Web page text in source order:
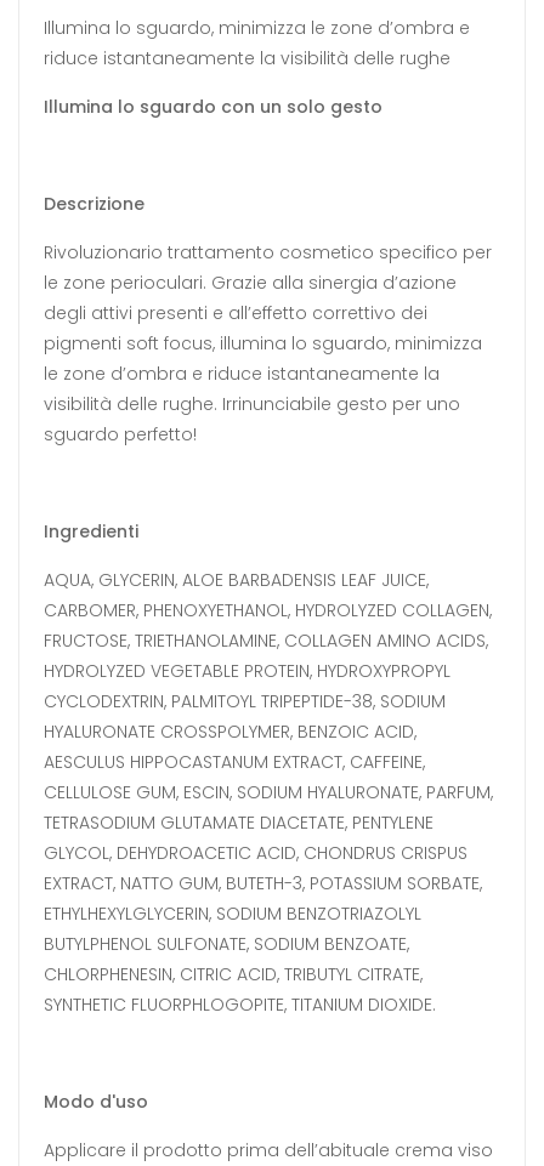
Illumina lo sguardo, minimizza le zone d’ombra e
riduce istantaneamente la visibilità delle rughe
Illumina lo sguardo con un solo gesto
Descrizione
Rivoluzionario trattamento cosmetico specifico per
le zone perioculari. Grazie alla sinergia d’azione
degli attivi presenti e all’effetto correttivo dei
pigmenti soft focus, illumina lo sguardo, minimizza
le zone d’ombra e riduce istantaneamente la
visibilità delle rughe. Irrinunciabile gesto per uno
sguardo perfetto!
Ingredienti
AQUA, GLYCERIN, ALOE BARBADENSIS LEAF JUICE,
CARBOMER, PHENOXYETHANOL, HYDROLYZED COLLAGEN,
FRUCTOSE, TRIETHANOLAMINE, COLLAGEN AMINO ACIDS,
HYDROLYZED VEGETABLE PROTEIN, HYDROXYPROPYL
CYCLODEXTRIN, PALMITOYL TRIPEPTIDE-38, SODIUM
HYALURONATE CROSSPOLYMER, BENZOIC ACID,
AESCULUS HIPPOCASTANUM EXTRACT, CAFFEINE,
CELLULOSE GUM, ESCIN, SODIUM HYALURONATE, PARFUM,
TETRASODIUM GLUTAMATE DIACETATE, PENTYLENE
GLYCOL, DEHYDROACETIC ACID, CHONDRUS CRISPUS
EXTRACT, NATTO GUM, BUTETH-3, POTASSIUM SORBATE,
ETHYLHEXYLGLYCERIN, SODIUM BENZOTRIAZOLYL
BUTYLPHENOL SULFONATE, SODIUM BENZOATE,
CHLORPHENESIN, CITRIC ACID, TRIBUTYL CITRATE,
SYNTHETIC FLUORPHLOGOPITE, TITANIUM DIOXIDE.
Modo d'uso
Applicare il prodotto prima dell’abituale crema viso